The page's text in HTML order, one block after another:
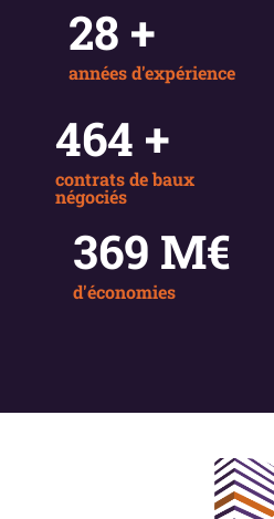
30 +
années d'expérience
500 +
contrats de baux
négociés
400 M€
d'économies